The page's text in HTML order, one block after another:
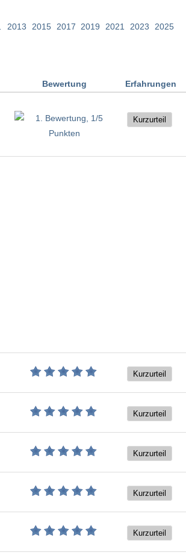
2013 2015 2017 2019 2021 2023 2025
Bewertung Erfahrungen
Kurzurteil
Kurzurteil
Kurzurteil
Kurzurteil
Kurzurteil
Kurzurteil